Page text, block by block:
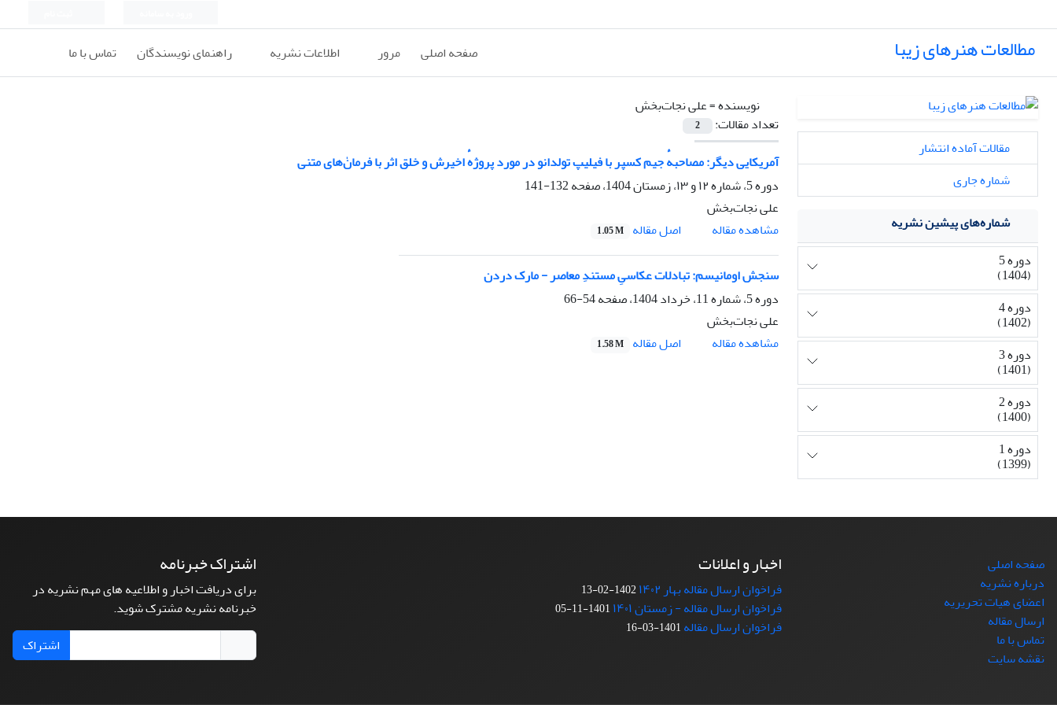
مطالعات هنرهای زیبا صفحه اصلی مرور اطلاعات نشریه راهنمای نویسندگان تماس با ما
نویسنده =علی نجات‌بخش
تعداد مقالات:
2
آمریکایی دیگر: مصاحبهٔ جیم کسپر با فیلیپ تولدانو در مورد پروژهٔ اخیرش و خلق اثر با فرمان‌ٰهای متنی
دوره 5، شماره ۱۲ و ۱۳، زمستان 1404، صفحه
132-141
علی نجات‌بخش
مشاهده مقاله
اصل مقاله 1.05 M
سنجش اومانیسم: تبادلات عکاسیِ مستندِ معاصر - مارک دردن
دوره 5، شماره 11، خرداد 1404، صفحه
54-66
علی نجات‌بخش
مشاهده مقاله
اصل مقاله 1.58 M
مقالات آماده انتشار
شماره جاری
شماره‌های پیشین نشریه
دوره 5
(1404)
دوره 4
(1402)
دوره 3
(1401)
دوره 2
(1400)
دوره 1
(1399)
صفحه اصلی
درباره نشریه
اعضای هیات تحریریه
ارسال مقاله
تماس با ما
نقشه سایت
اخبار و اعلانات
فراخوان ارسال مقاله بهار ۱۴۰۲ 1402-02-13
فراخوان ارسال مقاله - زمستان ۱۴۰۱ 1401-11-05
فراخوان ارسال مقاله1401-03-16
اشتراک خبرنامه
برای دریافت اخبار و اطلاعیه های مهم نشریه در
خبرنامه نشریه مشترک شوید.
اشتراک